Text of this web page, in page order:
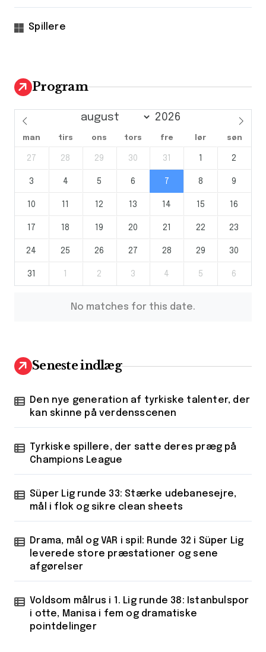
Spillere
Program
man tirs ons tors fre lør søn
27 28 29 30 31 2
3 4 5 6 7 8 9
10 12 13 14 15 16
17 18 19 20 21 22 23
24 25 26 27 28 29 30
31 2 3 4 5 6
No matches for this date.
Seneste indlæg
Den nye generation af tyrkiske talenter, der
kan skinne på verdensscenen
Tyrkiske spillere, der satte deres præg på
Champions League
Süper Lig runde 33: Stærke udebanesejre,
mål i flok og sikre clean sheets
Drama, mål og VAR i spil: Runde 32 i Süper Lig
leverede store præstationer og sene
afgørelser
Voldsom målrus i 1. Lig runde 38: Istanbulspor
i otte, Manisa i fem og dramatiske
pointdelinger